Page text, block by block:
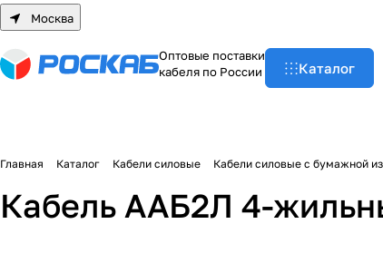
Москва
Оптовые поставки
кабеля по России
Каталог
Главная Каталог Кабели силовые Кабели силовые с бумажной
Кабель ААБ2Л 4-